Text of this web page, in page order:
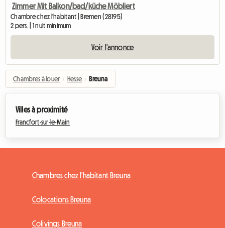
Zimmer Mit Balkon/bad/küche Möbliert
Chambre chez l'habitant | Bremen (28195)
2 pers. | 1 nuit minimum
Voir l'annonce
Chambres à louer › Hesse › Breuna
Villes à proximité
Francfort-sur-le-Main
Chambres chez l'habitant Breuna
Colocations Breuna
Colivings Breuna